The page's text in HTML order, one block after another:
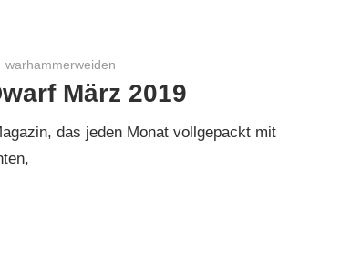
warhammerweiden
März 2019
das jeden Monat vollgepackt mit